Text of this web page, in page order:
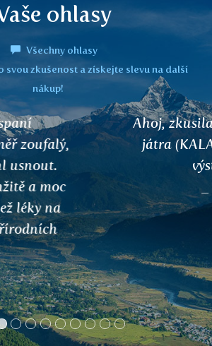
ohlasy
Všechny ohlasy
svou zkušenost a získejte slevu na další
nákup!
jsem váš himálajský čaj na
ve Švýcarsku na
Zbožňuji ho.
Maryam Lankarany